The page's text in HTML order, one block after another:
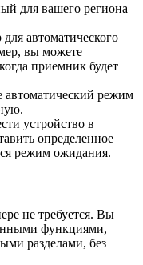
для вашего региона
автоматического
вы можете
приемник будет
автоматический режим
устройство в
определенное
режим ожидания.
не требуется. Вы
функциями,
разделами, без